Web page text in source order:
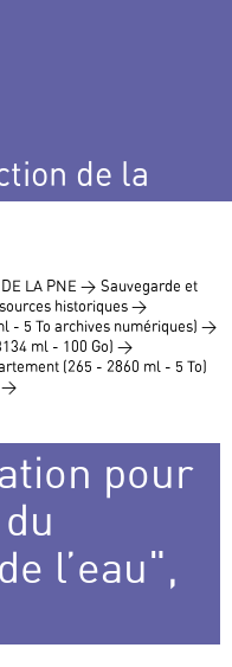
de la
DE LA PNE > Sauvegarde et
historiques >
- 5 To archives numériques) >
ml - 100 Go) >
(265 - 2860 ml - 5 To)
>
pour
l’eau",